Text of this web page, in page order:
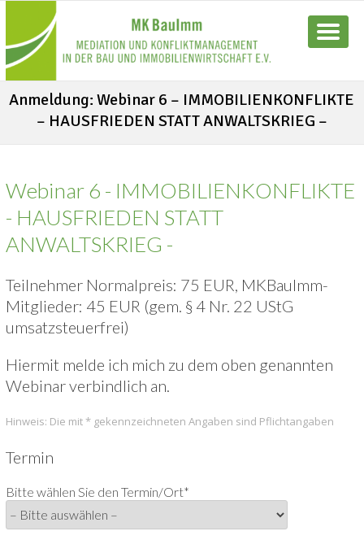
Anmeldung: Webinar 6 – IMMOBILIENKONFLIKTE
– HAUSFRIEDEN STATT ANWALTSKRIEG –
Webinar 6 - IMMOBILIENKONFLIKTE
- HAUSFRIEDEN STATT
ANWALTSKRIEG -
Teilnehmer Normalpreis: 75 EUR, MKBauImm-
Mitglieder: 45 EUR (gem. § 4 Nr. 22 UStG
umsatzsteuerfrei)
Hiermit melde ich mich zu dem oben genannten
Webinar verbindlich an.
Hinweis: Die mit * gekennzeichneten Angaben sind Pflichtangaben
Termin
Bitte wählen Sie den Termin/Ort*